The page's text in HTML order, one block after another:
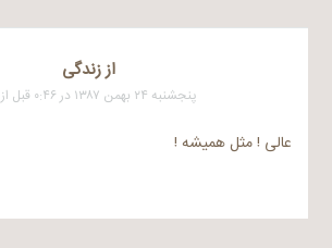
از زندگی
پنجشنبه ۲۴ بهمن ۱۳۸۷ در ۰:۴۶ قبل از ظهر
عالی ! مثل همیشه !